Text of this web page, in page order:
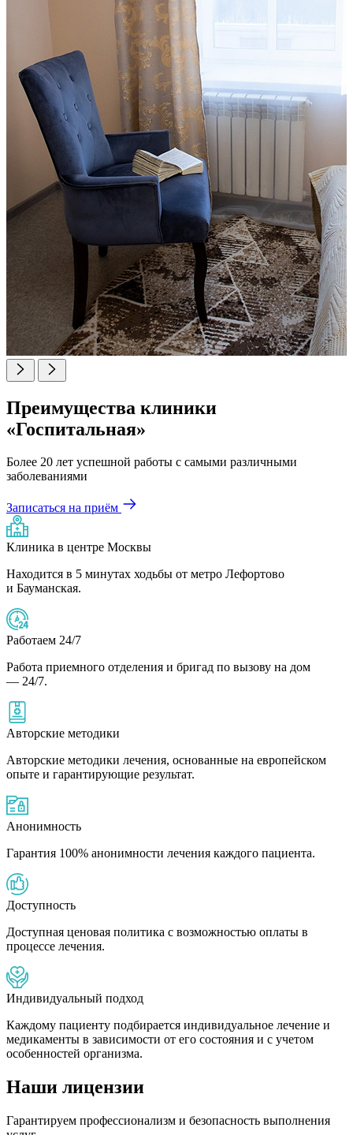
Преимущества клиники
«Госпитальная»
Более 20 лет успешной работы с самыми различными
заболеваниями
Записаться на приём
Клиника в центре Москвы
Находится в 5 минутах ходьбы от метро Лефортово
и Бауманская.
Работаем 24/7
Работа приемного отделения и бригад по вызову на дом
— 24/7.
Авторские методики
Авторские методики лечения, основанные на европейском
опыте и гарантирующие результат.
Анонимность
Гарантия 100% анонимности лечения каждого пациента.
Доступность
Доступная ценовая политика с возможностью оплаты в
процессе лечения.
Индивидуальный подход
Каждому пациенту подбирается индивидуальное лечение и
медикаменты в зависимости от его состояния и с учетом
особенностей организма.
Наши лицензии
Гарантируем профессионализм и безопасность выполнения